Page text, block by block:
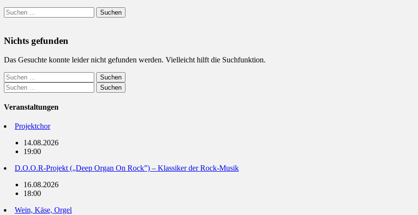
Suchen
Suchen
nach:
Nichts gefunden
Das Gesuchte konnte leider nicht gefunden werden. Vielleicht hilft die Suchfunktion.
Suchen
nach:
Suchen
nach:
Veranstaltungen
Projektchor
14.08.2026
19:00
D.O.O.R-Projekt („Deep Organ On Rock”) – Klassiker der Rock-Musik
16.08.2026
18:00
Wein, Käse, Orgel